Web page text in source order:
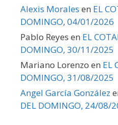
Alexis Morales en EL
DOMINGO, 04/01/2026
Pablo Reyes en EL
DOMINGO, 30/11/2025
Mariano Lorenzo en EL
DOMINGO, 31/08/2025
Angel García González
DEL DOMINGO, 24/08/